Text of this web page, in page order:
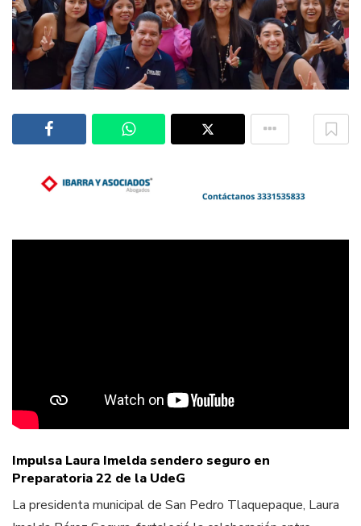
Impulsa Laura Imelda sendero seguro en
Preparatoria 22 de la UdeG
La presidenta municipal de San Pedro Tlaquepaque, Laura